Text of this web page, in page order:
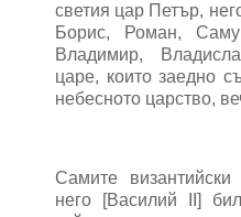
светия цар Петър,
Борис, Роман,
Владимир,
царе, които заедно
небесното царство,
Самите византийски
него [Василий ІІ]